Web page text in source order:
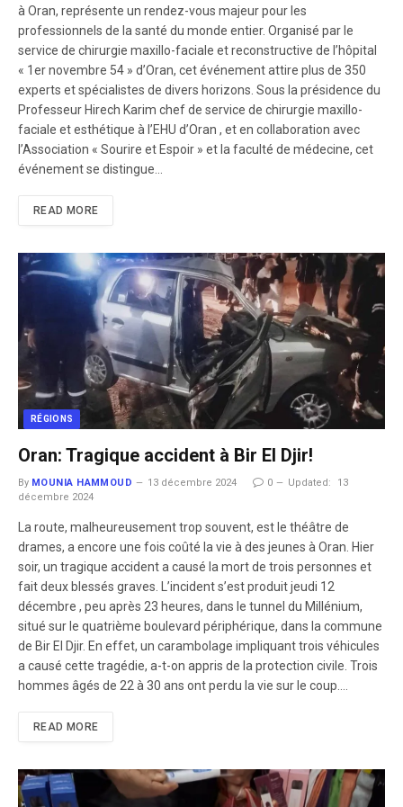
à Oran, représente un rendez-vous majeur pour les
professionnels de la santé du monde entier. Organisé par le
service de chirurgie maxillo-faciale et reconstructive de l’hôpital
« 1er novembre 54 » d’Oran, cet événement attire plus de 350
experts et spécialistes de divers horizons. Sous la présidence du
Professeur Hirech Karim chef de service de chirurgie maxillo-
faciale et esthétique à l’EHU d’Oran , et en collaboration avec
l’Association « Sourire et Espoir » et la faculté de médecine, cet
événement se distingue…
READ MORE
RÉGIONS
Oran: Tragique accident à Bir El Djir!
By MOUNIA HAMMOUD 13 décembre 2024 0 Updated:
13
décembre 2024
La route, malheureusement trop souvent, est le théâtre de
drames, a encore une fois coûté la vie à des jeunes à Oran. Hier
soir, un tragique accident a causé la mort de trois personnes et
fait deux blessés graves. L’incident s’est produit jeudi 12
décembre , peu après 23 heures, dans le tunnel du Millénium,
situé sur le quatrième boulevard périphérique, dans la commune
de Bir El Djir. En effet, un carambolage impliquant trois véhicules
a causé cette tragédie, a-t-on appris de la protection civile. Trois
hommes âgés de 22 à 30 ans ont perdu la vie sur le coup.…
READ MORE